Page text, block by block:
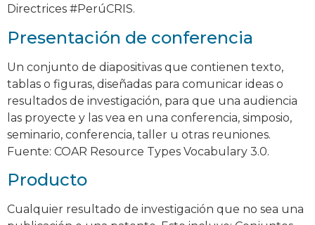
Directrices #PerúCRIS.
Presentación de conferencia
Un conjunto de diapositivas que contienen texto,
tablas o figuras, diseñadas para comunicar ideas o
resultados de investigación, para que una audiencia
las proyecte y las vea en una conferencia, simposio,
seminario, conferencia, taller u otras reuniones.
Fuente: COAR Resource Types Vocabulary 3.0.
Producto
Cualquier resultado de investigación que no sea una